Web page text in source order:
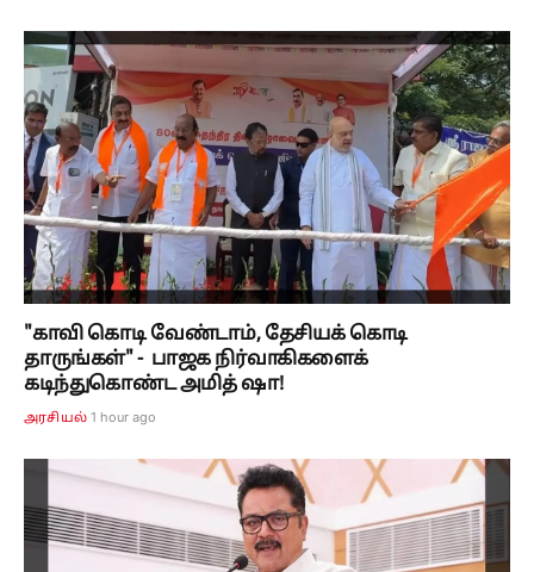
"காவி கொடி வேண்டாம், தேசியக் கொடி
தாருங்கள்" - பாஜக நிர்வாகிகளைக்
கடிந்துகொண்ட அமித் ஷா!
அரசியல் 1 hour ago